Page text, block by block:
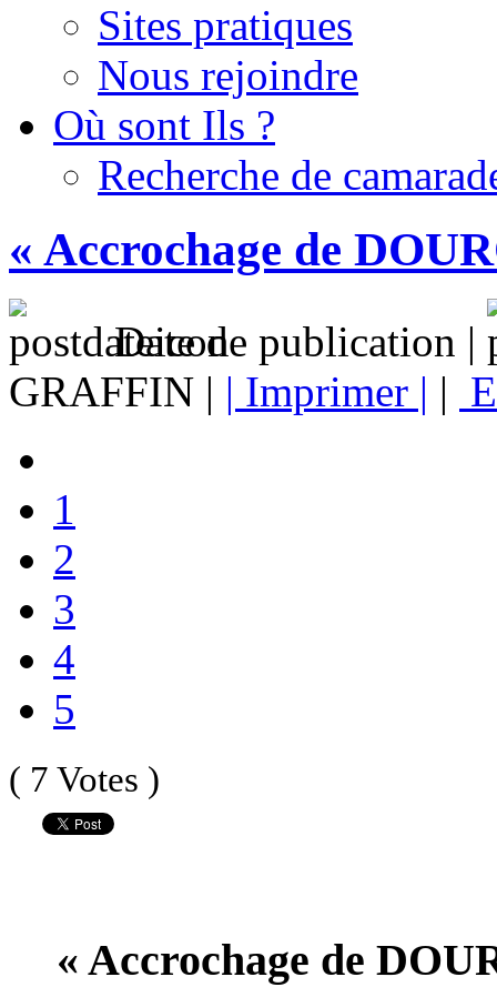
Sites pratiques
Nous rejoindre
Où sont Ils ?
Recherche de
« Accrochage de
Date de publication |
GRAFFIN | | Imprimer | |
1
2
3
4
5
( 7 Votes )
« Accrochage de